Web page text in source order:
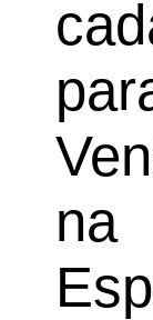
na